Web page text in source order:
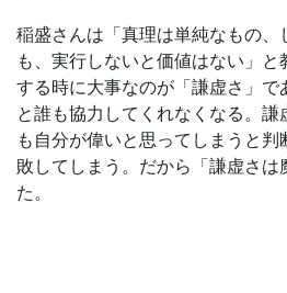
稲盛さんは「真理は単純なもの
も、実行しないと価値はない」
する時に大事なのが「謙虚さ」で
と誰も協力してくれなくなる。
も自分が偉いと思ってしまうと
敗してしまう。だから「謙虚さ
た。